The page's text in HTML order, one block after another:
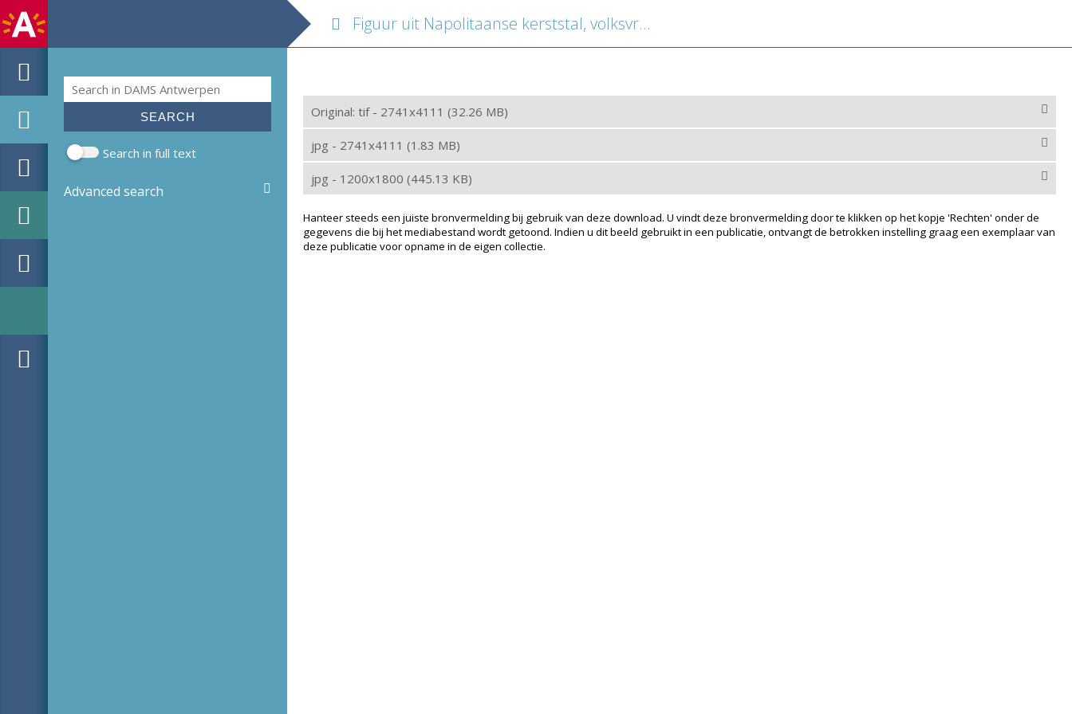
Search form
Search
Search in full text
Advanced search
Figuur uit Napolitaanse kerststal, volksvrouw met haarband en short
Original: tif - 2741x4111 (32.26 MB)
jpg - 2741x4111 (1.83 MB)
jpg - 1200x1800 (445.13 KB)
Hanteer steeds een juiste bronvermelding bij gebruik van deze download. U vindt deze bronvermelding door te klikken op het kopje 'Rechten' onder de
gegevens die bij het mediabestand wordt getoond. Indien u dit beeld gebruikt in een publicatie, ontvangt de betrokken instelling graag een exemplaar van
deze publicatie voor opname in de eigen collectie.